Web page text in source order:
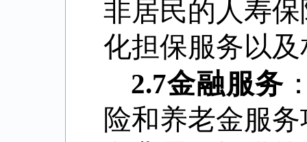
非居民的人寿
化担保服务以
2.7金融服务
险和养老金服